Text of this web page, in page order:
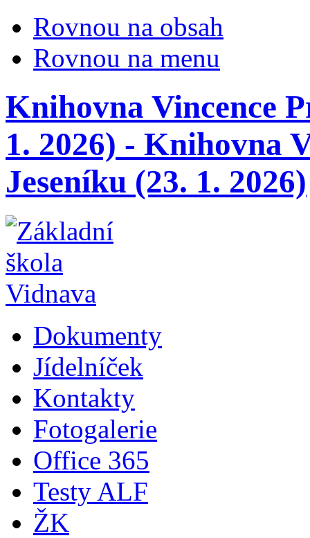
Rovnou na obsah
Rovnou na menu
Knihovna Vincence
1. 2026) - Knihovna
Jeseníku (23. 1. 2026)
Dokumenty
Jídelníček
Kontakty
Fotogalerie
Office 365
Testy ALF
ŽK